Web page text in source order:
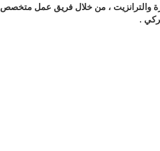
والترانزيت ، من خلال فريق عمل متخصص